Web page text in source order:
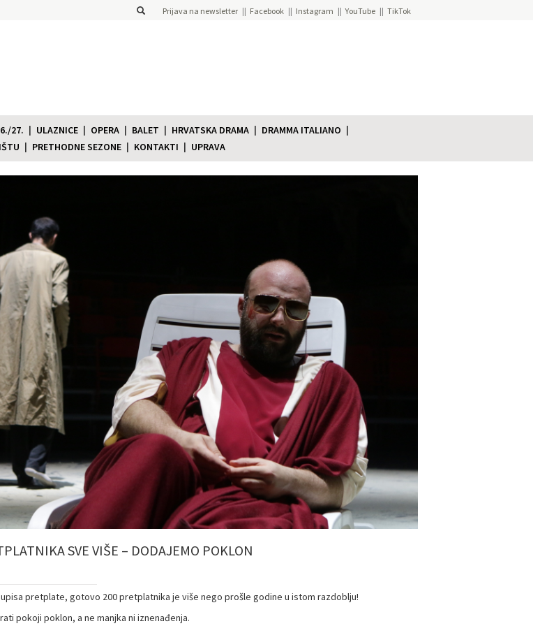
Prijava na newsletter Facebook Instagram YouTube TikTok
27. ULAZNICE OPERA BALET HRVATSKA DRAMA
DRAMMA ITALIANO
PRETHODNE SEZONE KONTAKTI UPRAVA
SVE VIŠE – DODAJEMO POKLON
pretplate, gotovo 200 pretplatnika je više nego prošle godine u istom razdoblju!
pokoji poklon, a ne manjka ni iznenađenja.